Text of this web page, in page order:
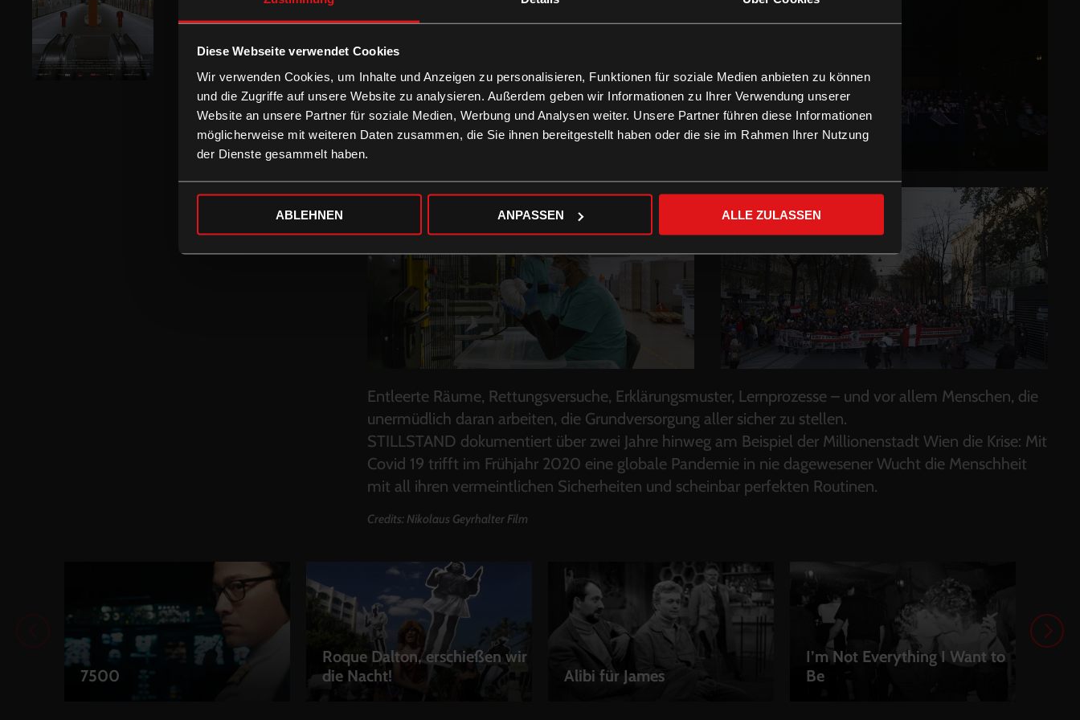
Diese Webseite verwendet Cookies
Wir verwenden Cookies, um Inhalte und Anzeigen zu personalisieren, Funktionen für soziale Medien anbieten zu können
und die Zugriffe auf unsere Website zu analysieren. Außerdem geben wir Informationen zu Ihrer Verwendung unserer
Website an unsere Partner für soziale Medien, Werbung und Analysen weiter. Unsere Partner führen diese Informationen
möglicherweise mit weiteren Daten zusammen, die Sie ihnen bereitgestellt haben oder die sie im Rahmen Ihrer Nutzung
der Dienste gesammelt haben.
ABLEHNEN ANPASSEN ALLE ZULASSEN
Entleerte Räume, Rettungsversuche, Erklärungsmuster, Lernprozesse – und vor allem Menschen, die
unermüdlich daran arbeiten, die Grundversorgung aller sicher zu stellen.
STILLSTAND dokumentiert über zwei Jahre hinweg am Beispiel der Millionenstadt Wien die Krise: Mit
Covid 19 trifft im Frühjahr 2020 eine globale Pandemie in nie dagewesener Wucht die Menschheit
mit all ihren vermeintlichen Sicherheiten und scheinbar perfekten Routinen.
Credits: Nikolaus Geyrhalter Film
7500
LEIHEN
Roque Dalton, erschießen wir
die Nacht!
LEIHEN Alibi für James
LEIHEN
I’m Not Everything I Want to
Be
LEIHEN